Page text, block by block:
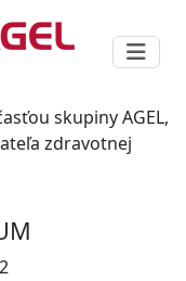
skupiny AGEL,
zdravotnej